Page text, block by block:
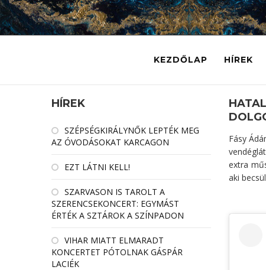
KEZDŐLAP HÍREK
HÍREK
SZÉPSÉGKIRÁLYNŐK LEPTÉK MEG
AZ ÓVODÁSOKAT KARCAGON
EZT LÁTNI KELL!
SZARVASON IS TAROLT A
SZERENCSEKONCERT: EGYMÁST
ÉRTÉK A SZTÁROK A SZÍNPADON
VIHAR MIATT ELMARADT
KONCERTET PÓTOLNAK GÁSPÁR
LACIÉK
Fásy
extra
aki